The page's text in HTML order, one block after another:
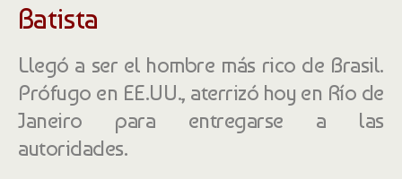
Batista
Llegó a ser el hombre más rico de Brasil.
Prófugo en EE.UU., aterrizó hoy en Río de
Janeiro para entregarse a las
autoridades.